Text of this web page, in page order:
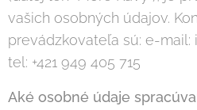
vašich osobných údajov.
prevádzkovateľa sú: e-mail:
tel: +421 949 405 715
Aké osobné údaje